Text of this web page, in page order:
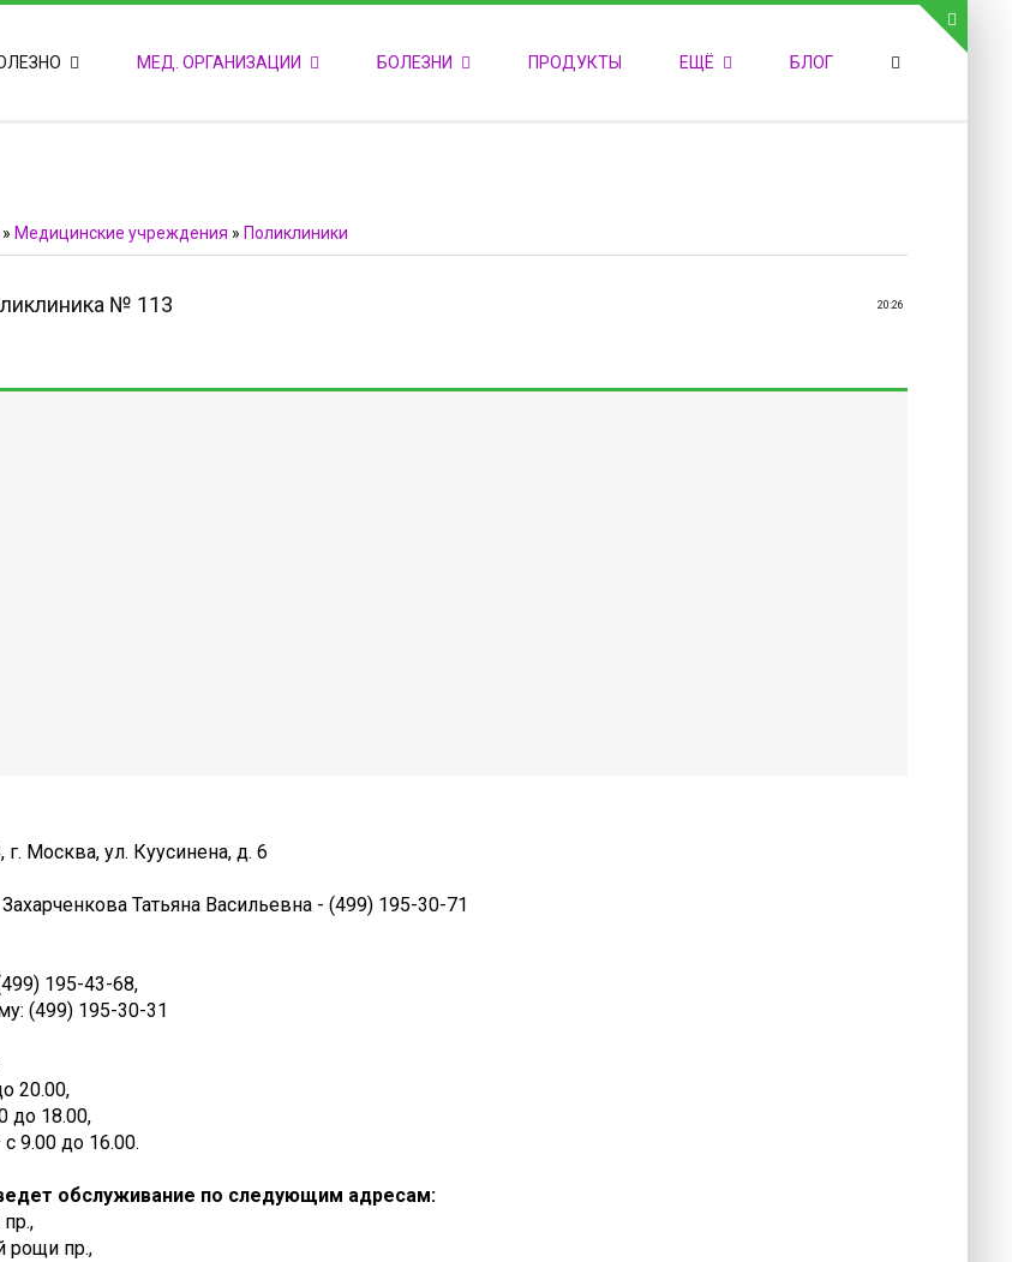
НОВОСТИ СВЯЗЬ С АДМИНИСТРАЦИЕЙ САЙТА
Телефон:
МЕД. ОРГАНИЗАЦИИ БОЛЕЗНИ ПРОДУКТЫ ЕЩЁ БЛОГ
» Медицинские учреждения » Поликлиники
20:26
№ 113
г. Москва, ул. Куусинена, д. 6
Захарченкова Татьяна Васильевна - (499) 195-30-71
195-43-68,
(499) 195-30-31
20.00,
до 18.00,
9.00 до 16.00.
обслуживание по следующим адресам:
пр.,
рощи пр.,